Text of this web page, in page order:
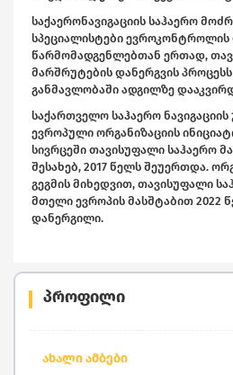
პროფილი
ახალი ამბები
საქაერონავიგაციის საჰაერო
სპეციალისტები ევროკონტროლის
წარმომადგენლებთან ერთად,
მარშრუტების დანერგვის
განმავლობაში ადგილზე
საქართველო საჰაერო
ევროპული ორგანიზაციის
სივრცეში თავისუფალი საჰაერო
შესახებ, 2017 წელს შეუერთდა.
გეგმის მიხედვით, თავისუფალი
მთელი ევროპის მასშტაბით 2022
დანერგილი.